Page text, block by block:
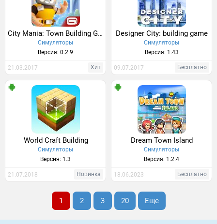
City Mania: Town Building Game
Симуляторы
Версия: 0.2.9
21.03.2017 Хит
Designer City: building game
Симуляторы
Версия: 1.43
09.07.2017 Бесплатно
World Craft Building
Симуляторы
Версия: 1.3
21.07.2018 Новинка
Dream Town Island
Симуляторы
Версия: 1.2.4
18.06.2023 Бесплатно
1 2 3 20 Еще